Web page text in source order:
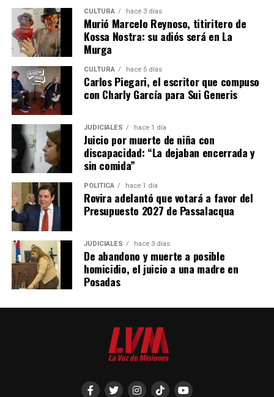
CULTURA hace 3 días
Murió Marcelo Reynoso, titiritero de
Kossa Nostra: su adiós será en La
Murga
CULTURA hace 5 días
Carlos Piegari, el escritor que compuso
con Charly García para Sui Generis
JUDICIALES hace 1 día
Juicio por muerte de niña con
discapacidad: “La dejaban encerrada y
sin comida”
POLÍTICA hace 1 día
Rovira adelantó que votará a favor del
Presupuesto 2027 de Passalacqua
JUDICIALES hace 3 días
De abandono y muerte a posible
homicidio, el juicio a una madre en
Posadas